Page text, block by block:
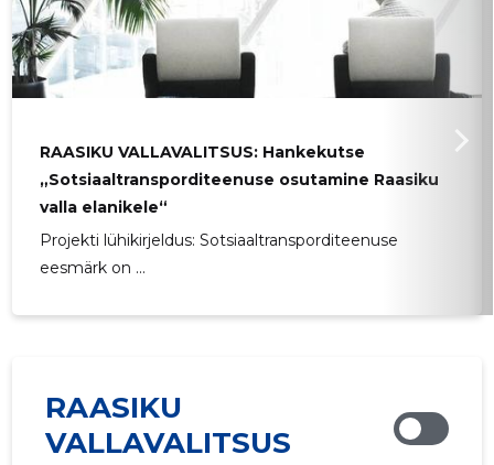
RAASIKU VALLAVALITSUS: Hankekutse
„Sotsiaaltransporditeenuse osutamine Raasiku
valla elanikele“
Projekti lühikirjeldus: Sotsiaaltransporditeenuse
eesmärk on ...
RAASIKU
VALLAVALITSUS